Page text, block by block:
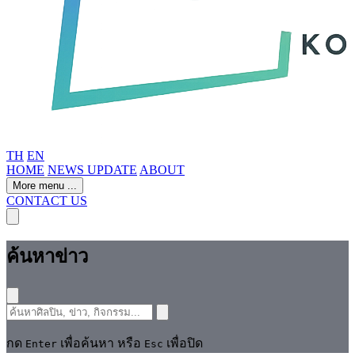
TH EN
HOME NEWS UPDATE ABOUT
More menu ...
CONTACT US
ค้นหาข่าว
กด Enter เพื่อค้นหา หรือ Esc เพื่อปิด